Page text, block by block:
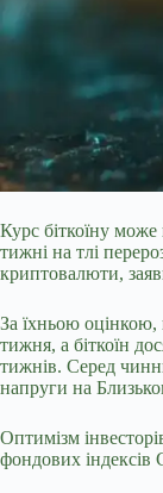
Курс біткоїну
тижні на тлі
криптовалюти,
За їхньою оцінкою,
тижня, а біткоїн
тижнів. Серед
напруги на
Оптимізм
фондових індексів